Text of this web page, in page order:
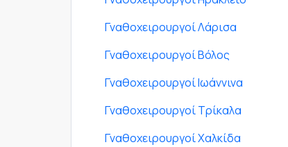
Γναθοχειρουργοί Λάρισα
Γναθοχειρουργοί Βόλος
Γναθοχειρουργοί Ιωάννινα
Γναθοχειρουργοί Τρίκαλα
Γναθοχειρουργοί Χαλκίδα